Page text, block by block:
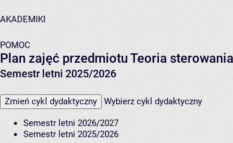
AKADEMIKI
POMOC
Plan zajęć przedmiotu Teoria
Semestr letni 2025/2026
Zmień cykl dydaktyczny Wybierz cykl dydaktyczny
Semestr letni 2026/2027
Semestr letni 2025/2026